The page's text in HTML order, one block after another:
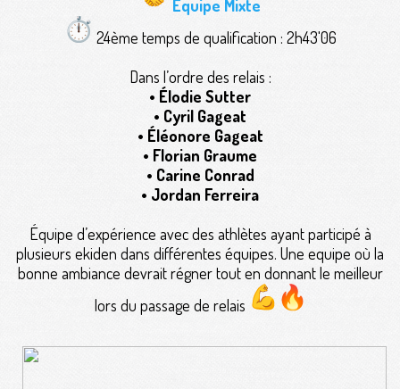
Équipe Mixte
24ème temps de qualification : 2h43'06
Dans l’ordre des relais :
• Élodie Sutter
• Cyril Gageat
• Éléonore Gageat
• Florian Graume
• Carine Conrad
• Jordan Ferreira
Équipe d’expérience avec des athlètes ayant participé à
plusieurs ekiden dans différentes équipes. Une equipe où la
bonne ambiance devrait régner tout en donnant le meilleur
lors du passage de relais